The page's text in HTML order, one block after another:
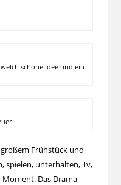
schöne Idee und ein
Frühstück und
spielen, unterhalten, Tv,
Das Drama